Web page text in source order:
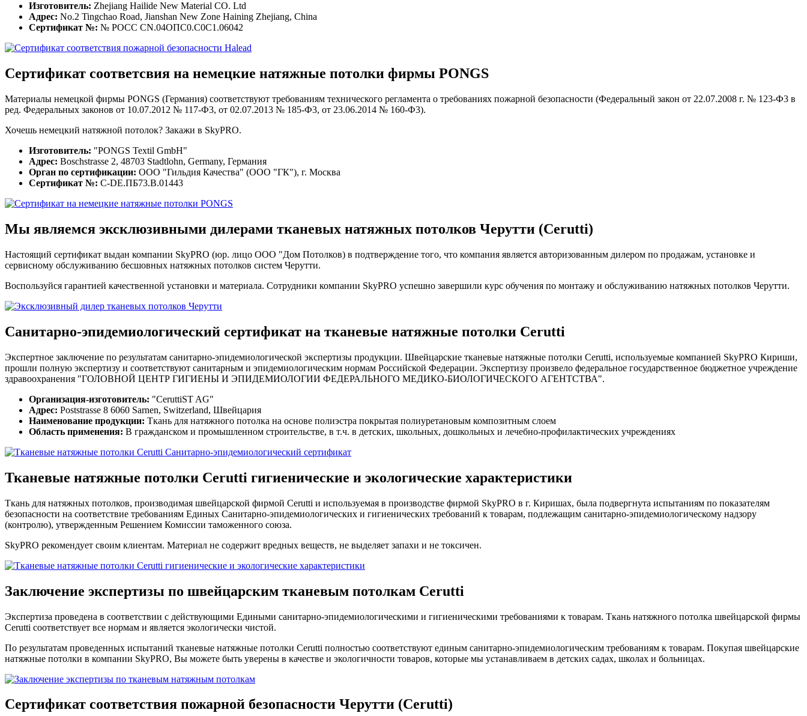
Изготовитель: Zhejiang Hailide New Material CO. Ltd
Адрес: No.2 Tingchao Road, Jianshan New Zone Haining Zhejiang, China
Сертификат №: № РОСС CN.04ОПС0.С0С1.06042
Сертификат соответсвия на немецкие натяжные потолки фирмы PONGS
Материалы немецкой фирмы PONGS (Германия) соответствуют требованиям технического регламента о требованиях пожарной безопасности (Федеральный закон от 22.07.2008 г. № 123-Ф3 в
ред. Федеральных законов от 10.07.2012 № 117-Ф3, от 02.07.2013 № 185-Ф3, от 23.06.2014 № 160-Ф3).
Хочешь немецкий натяжной потолок? Закажи в SkyPRO.
Изготовитель: "PONGS Textil GmbH"
Адрес: Boschstrasse 2, 48703 Stadtlohn, Germany, Германия
Орган по сертификации: ООО "Гильдия Качества" (ООО "ГК"), г. Москва
Сертификат №: C-DE.ПБ73.В.01443
Мы являемся эксклюзивными дилерами тканевых натяжных потолков Черутти (Cerutti)
Настоящий сертификат выдан компании SkyPRO (юр. лицо ООО "Дом Потолков) в подтверждение того, что компания является авторизованным дилером по продажам, установке и
сервисному обслуживанию бесшовных натяжных потолков систем Черутти.
Воспользуйся гарантией качественной установки и материала. Сотрудники компании SkyPRO успешно завершили курс обучения по монтажу и обслуживанию натяжных потолков Черутти.
Санитарно-эпидемиологический сертификат на тканевые натяжные потолки Cerutti
Экспертное заключение по результатам санитарно-эпидемиологической экспертизы продукции. Швейцарские тканевые натяжные потолки Cerutti, используемые компанией SkyPRO Кириши,
прошли полную экспертизу и соответствуют санитарным и эпидемиологическим нормам Российской Федерации. Экспертизу произвело федеральное государственное бюджетное учреждение
здравоохранения "ГОЛОВНОЙ ЦЕНТР ГИГИЕНЫ И ЭПИДЕМИОЛОГИИ ФЕДЕРАЛЬНОГО МЕДИКО-БИОЛОГИЧЕСКОГО АГЕНТСТВА".
Организация-изготовитель: "CeruttiST AG"
Адрес: Poststrasse 8 6060 Sarnen, Switzerland, Швейцария
Наименование продукции: Ткань для натяжного потолка на основе полиэстра покрытая полиуретановым композитным слоем
Область применения: В гражданском и промышленном строительстве, в т.ч. в детских, школьных, дошкольных и лечебно-профилактических учреждениях
Тканевые натяжные потолки Cerutti гигиенические и экологические характеристики
Ткань для натяжных потолков, производимая швейцарской фирмой Cerutti и используемая в производстве фирмой SkyPRO в г. Киришах, была подвергнута испытаниям по показателям
безопасности на соответствие требованиям Единых Санитарно-эпидемиологических и гигиенических требований к товарам, подлежащим санитарно-эпидемиологическому надзору
(контролю), утвержденным Решением Комиссии таможенного союза.
SkyPRO рекомендует своим клиентам. Материал не содержит вредных веществ, не выделяет запахи и не токсичен.
Заключение экспертизы по швейцарским тканевым потолкам Cerutti
Экспертиза проведена в соответствии с действующими Едиными санитарно-эпидемиологическими и гигиеническими требованиями к товарам. Ткань натяжного потолка швейцарской фирмы
Cerutti соответствует все нормам и является экологически чистой.
По результатам проведенных испытаний тканевые натяжные потолки Cerutti полностью соответствуют единым санитарно-эпидемиологическим требованиям к товарам. Покупая швейцарские
натяжные потолки в компании SkyPRO, Вы можете быть уверены в качестве и экологичности товаров, которые мы устанавливаем в детских садах, школах и больницах.
Сертификат соответствия пожарной безопасности Черутти (Cerutti)